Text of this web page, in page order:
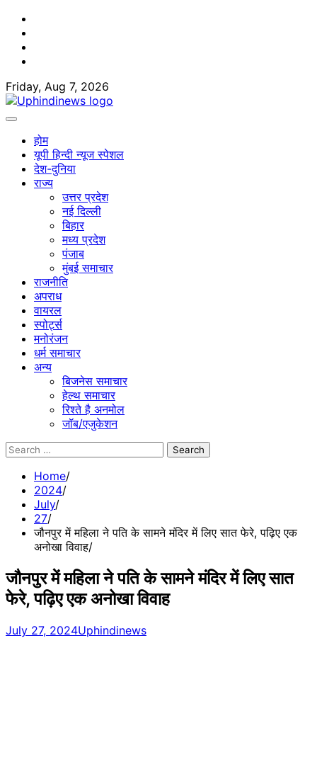
Skip
content
Friday, Aug 7, 2026
होम
यूपी हिन्दी न्यूज स्पेशल
देश-दुनिया
राज्य
उत्तर प्रदेश
नई दिल्ली
बिहार
मध्य प्रदेश
पंजाब
मुंबई समाचार
राजनीति
अपराध
वायरल
स्पोर्ट्स
मनोरंजन
धर्म समाचार
अन्य
बिजनेस समाचार
हेल्थ समाचार
रिश्ते है अनमोल
जॉब/एजुकेशन
Search
Home
2024
July
27
जौनपुर में महिला ने पति के सामने मंदिर में लिए सात फेरे, पढ़िए एक
अनोखा विवाह
जौनपुर में महिला ने पति के सामने मंदिर में लिए सात
फेरे, पढ़िए एक अनोखा विवाह
July 27, 2024Uphindinews